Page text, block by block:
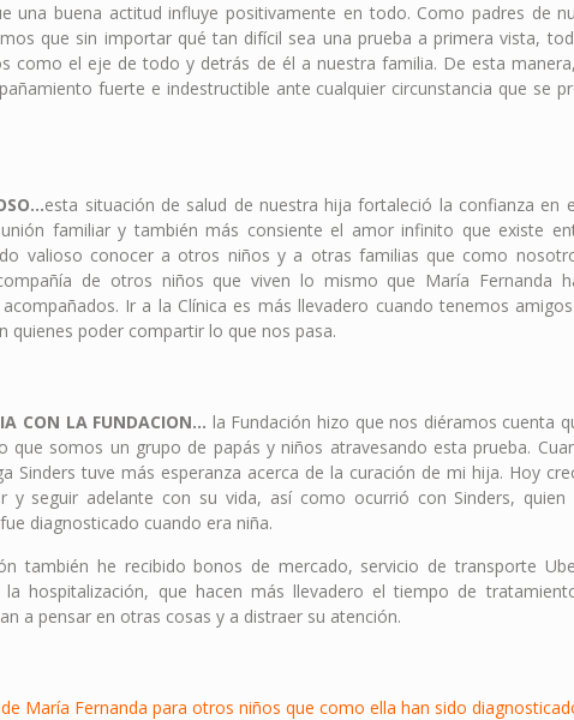
una buena actitud influye positivamente en todo. Como padres de
que sin importar qué tan difícil sea una prueba a primera vista,
como el eje de todo y detrás de él a nuestra familia. De esta
fuerte e indestructible ante cualquier circunstancia que se
esta situación de salud de nuestra hija fortaleció la confianza en
familiar y también más consiente el amor infinito que existe
valioso conocer a otros niños y a otras familias que como
de otros niños que viven lo mismo que María Fernanda
Ir a la Clínica es más llevadero cuando tenemos
quienes poder compartir lo que nos pasa.
CON LA FUNDACION… la Fundación hizo que nos diéramos cuenta
que somos un grupo de papás y niños atravesando esta prueba.
Sinders tuve más esperanza acerca de la curación de mi hija. Hoy
y seguir adelante con su vida, así como ocurrió con Sinders, quien
diagnosticado cuando era niña.
también he recibido bonos de mercado, servicio de transporte
la hospitalización, que hacen más llevadero el tiempo de
a pensar en otras cosas y a distraer su atención.
María Fernanda para otros niños que como ella han sido